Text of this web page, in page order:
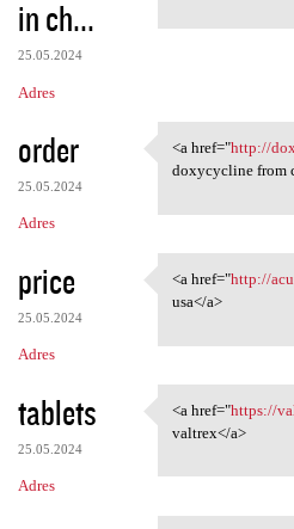
in ch...
25.05.2024
Adres
order
25.05.2024
Adres
<a href="http://
<a href="http://
doxycycline from
price
25.05.2024
Adres
<a href="http://
<a href="http://
usa</a>
tablets
25.05.2024
Adres
<a
<a href="https://
valtrex</a>